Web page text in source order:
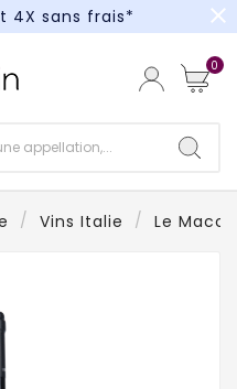
4X sans frais*
4X sans frais*
close
0
Vins Italie Le